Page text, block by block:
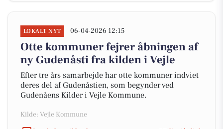
LOKALT NYT 06-04-2026 12:15
Otte kommuner fejrer åbningen af
ny Gudenåsti fra kilden i Vejle
Efter tre års samarbejde har otte kommuner indviet
deres del af Gudenåstien, som begynder ved
Gudenåens Kilder i Vejle Kommune.
Kilde: Vejle Kommune